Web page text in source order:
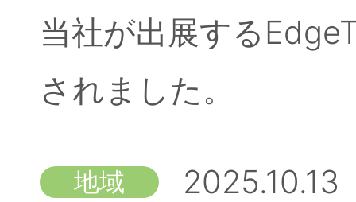
当社が出展する
されました。
地域
2025.10.13